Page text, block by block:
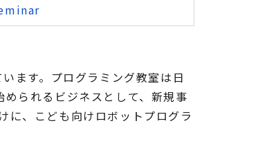
ます。プログラミング教室は日
られるビジネスとして、新規事
に、こども向けロボットプログラ